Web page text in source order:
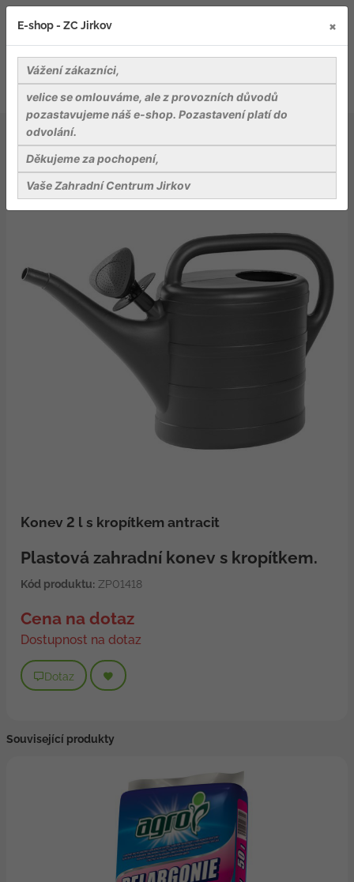
Nářadí a pomůcky
Konev 2 l s kropítkem antracit
Konev 2 l s kropítkem antracit
Plastová zahradní konev s kropítkem.
Kód produktu:ZP01418
Cena na dotaz
Dostupnost na dotaz
Dotaz
Související produkty
E-shop - ZC Jirkov ×
Vážení zákazníci,
velice se omlouváme, ale z provozních důvodů
pozastavujeme náš e-shop. Pozastavení platí do
odvolání.
Děkujeme za pochopení,
Vaše Zahradní Centrum Jirkov